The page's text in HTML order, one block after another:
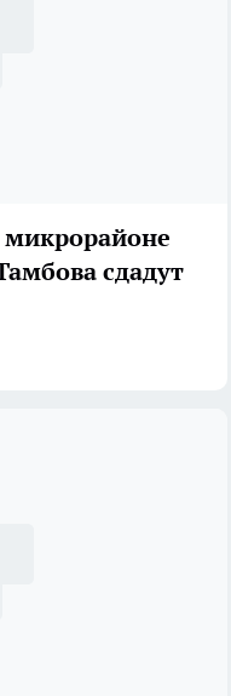
сдадут